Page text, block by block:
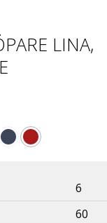
LINA,
6
60